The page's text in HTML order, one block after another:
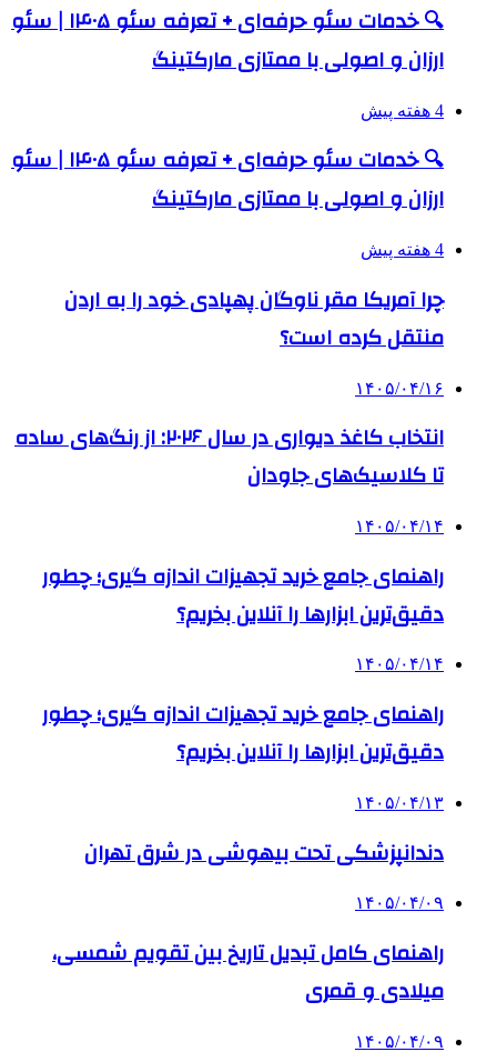
🔍 خدمات سئو حرفه‌ای + تعرفه سئو ۱۴۰۵ | سئو
ارزان و اصولی با ممتازی مارکتینگ
4 هفته پیش
🔍 خدمات سئو حرفه‌ای + تعرفه سئو ۱۴۰۵ | سئو
ارزان و اصولی با ممتازی مارکتینگ
4 هفته پیش
چرا آمریکا مقر ناوگان پهپادی خود را به اردن
منتقل کرده است؟
۱۴۰۵/۰۴/۱۶
انتخاب کاغذ دیواری در سال ۲۰۲۶: از رنگ‌های ساده
تا کلاسیک‌های جاودان
۱۴۰۵/۰۴/۱۴
راهنمای جامع خرید تجهیزات اندازه گیری؛ چطور
دقیق‌ترین ابزارها را آنلاین بخریم؟
۱۴۰۵/۰۴/۱۴
راهنمای جامع خرید تجهیزات اندازه گیری؛ چطور
دقیق‌ترین ابزارها را آنلاین بخریم؟
۱۴۰۵/۰۴/۱۳
دندانپزشکی تحت بیهوشی در شرق تهران
۱۴۰۵/۰۴/۰۹
راهنمای کامل تبدیل تاریخ بین تقویم شمسی،
میلادی و قمری
۱۴۰۵/۰۴/۰۹